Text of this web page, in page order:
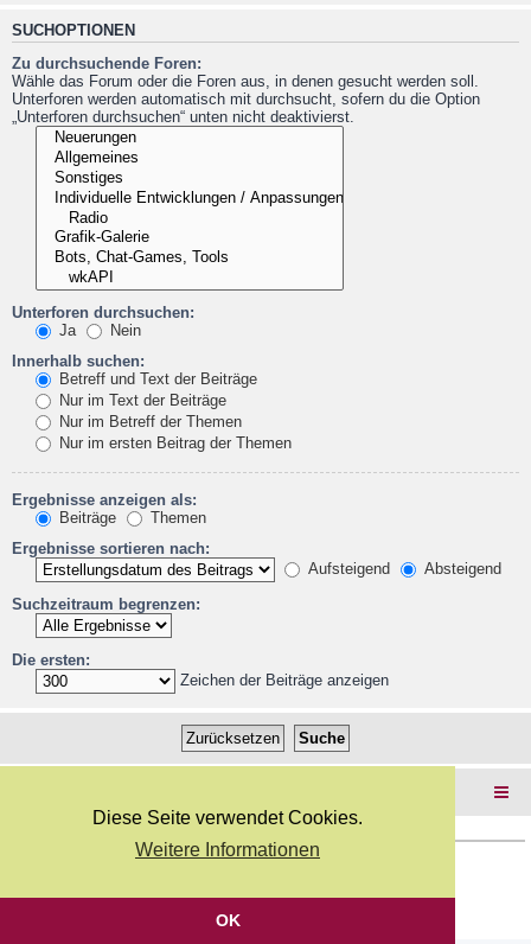
Diese Seite verwendet Cookies.
Weitere Informationen
OK
SUCHOPTIONEN
Zu durchsuchende Foren:
Wähle das Forum oder die Foren aus, in denen gesucht werden soll.
Unterforen werden automatisch mit durchsucht, sofern du die Option
„Unterforen durchsuchen“ unten nicht deaktivierst.
Unterforen durchsuchen:
Ja
Nein
Innerhalb suchen:
Betreff und Text der Beiträge
Nur im Text der Beiträge
Nur im Betreff der Themen
Nur im ersten Beitrag der Themen
Ergebnisse anzeigen als:
Beiträge
Themen
Ergebnisse sortieren nach:
Aufsteigend
Absteigend
Suchzeitraum begrenzen:
Die ersten:
Zeichen der Beiträge anzeigen
Deutsche Übersetzung durchphpBB.de